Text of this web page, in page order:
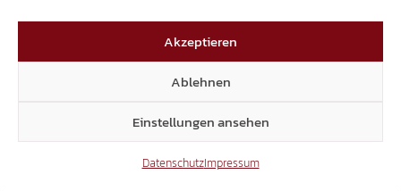
Akzeptieren
Ablehnen
Einstellungen ansehen
DatenschutzImpressum